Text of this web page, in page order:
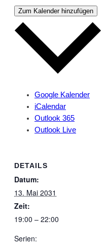
Zum Kalender hinzufügen
Google Kalender
iCalendar
Outlook 365
Outlook Live
DETAILS
Datum:
13. Mai 2031
Zeit:
19:00 – 22:00
Serien: